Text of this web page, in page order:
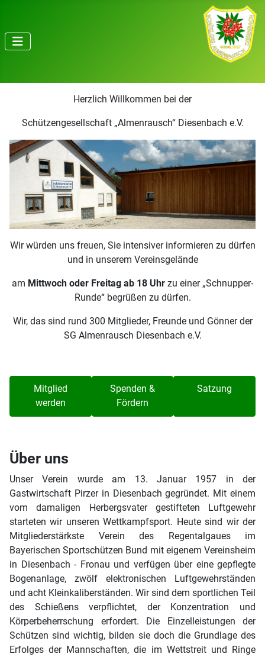
Herzlich Willkommen bei der
Schützengesellschaft „Almenrausch“ Diesenbach e.V.
Wir würden uns freuen, Sie intensiver informieren zu dürfen
und in unserem Vereinsgelände
am Mittwoch oder Freitag ab 18 Uhr zu einer „Schnupper-
Runde“ begrüßen zu dürfen.
Wir, das sind rund 300 Mitglieder, Freunde und Gönner der
SG Almenrausch Diesenbach e.V.
Mitglied
werden
Spenden &
Fördern
Satzung
Über uns
Unser Verein wurde am 13. Januar 1957 in der
Gastwirtschaft Pirzer in Diesenbach gegründet. Mit einem
vom damaligen Herbergsvater gestifteten Luftgewehr
starteten wir unseren Wettkampfsport. Heute sind wir der
Mitgliederstärkste Verein des Regentalgaues im
Bayerischen Sportschützen Bund mit eigenem Vereinsheim
in Diesenbach - Fronau und verfügen über eine gepflegte
Bogenanlage, zwölf elektronischen Luftgewehrständen
und acht Kleinkaliberständen. Wir sind dem sportlichen Teil
des Schießens verpflichtet, der Konzentration und
Körperbeherrschung erfordert. Die Einzelleistungen der
Schützen sind wichtig, bilden sie doch die Grundlage des
Erfolges der Mannschaften, die im Wettstreit und Ringe